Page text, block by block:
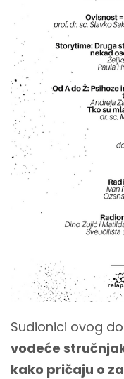
Sudionici ovog
vodeće
kako pričaju o